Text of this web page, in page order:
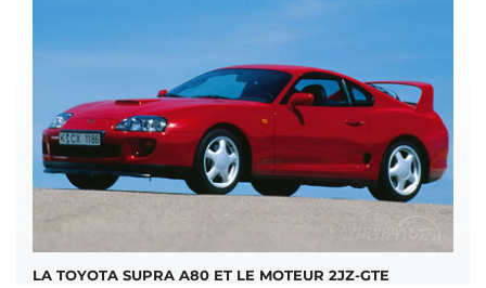
LA TOYOTA SUPRA A80 ET LE MOTEUR 2JZ-GTE